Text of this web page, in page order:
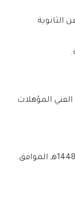
الثانوية
المؤهلات
– يبدأ التقديم يوم الإثنين بتاريخ 1448/01/21هـ الموافق